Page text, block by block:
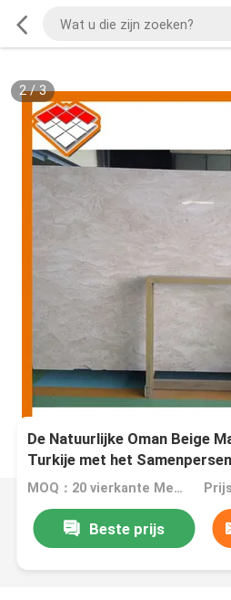
2/3
De Natuurlijke Oman Beige
Turkije met het
MOQ：20 vierkante Meter/Vierkant
Beste prijs